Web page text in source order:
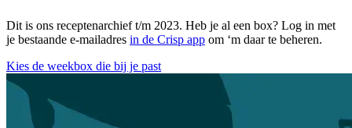
Dit is ons receptenarchief t/m 2023. Heb je al een box? Log in met
je bestaande e-mailadres in de Crisp app om ‘m daar te beheren.
Kies de weekbox die bij je past